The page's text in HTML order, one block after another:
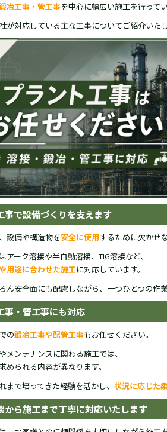
冶工事・管工事を中心に幅広い施工を行ってい
が対応している主な工事についてご紹介いたし
事で設備づくりを支えます
設備や構造物を安全に使用するために欠かせ
アーク溶接や半自動溶接、TIG溶接など、
用途に合わせた施工に対応しています。
ん安全面にも配慮しながら、一つひとつの作
事・管工事にも対応
の鍛冶工事や配管工事もお任せください。
メンテナンスに関わる施工では、
められる内容が異なります。
まで培ってきた経験を活かし、 状況に応じた
から施工まで丁寧に対応いたします